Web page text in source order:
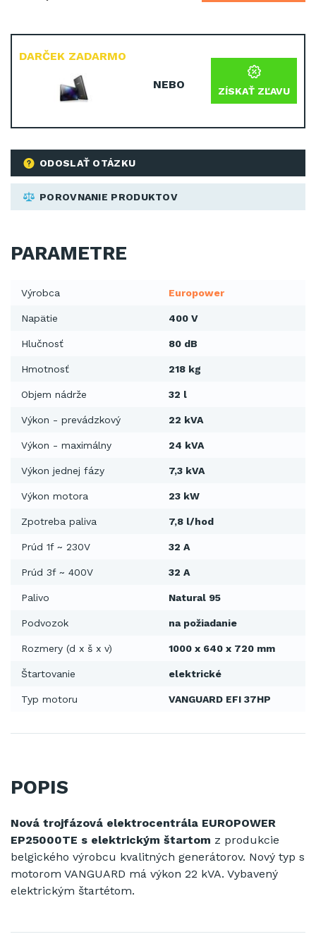
ODOSLAŤ OTÁZKU
POROVNANIE PRODUKTOV
DARČEK ZADARMO
NEBO ZÍSKAŤ ZĽAVU
PARAMETRE
Výrobca Europower
Napätie 400 V
Hlučnosť 80 dB
Hmotnosť 218 kg
Objem nádrže 32 l
Výkon - prevádzkový 22 kVA
Výkon - maximálny 24 kVA
Výkon jednej fázy 7,3 kVA
Výkon motora 23 kW
Zpotreba paliva 7,8 l/hod
Prúd 1f ~ 230V 32 A
Prúd 3f ~ 400V 32 A
Palivo Natural 95
Podvozok na požiadanie
Rozmery (d x š x v) 1000 x 640 x 720 mm
Štartovanie elektrické
Typ motoru VANGUARD EFI 37HP
POPIS
Nová trojfázová elektrocentrála EUROPOWER
EP25000TE s elektrickým štartom z produkcie
belgického výrobcu kvalitných generátorov. Nový typ s
motorom VANGUARD má výkon 22 kVA. Vybavený
elektrickým štartétom.